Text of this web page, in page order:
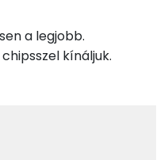
5 kcal
a legjobb.
kínáljuk.